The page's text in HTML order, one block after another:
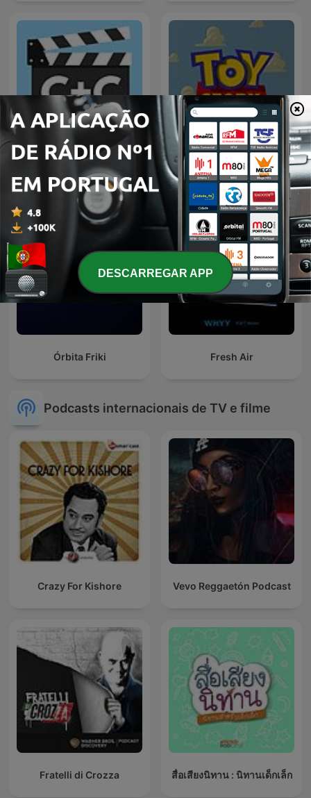
C+C Movie Factory Toy Story Minute
Órbita Friki Fresh Air
Podcasts internacionais de TV e filme
Crazy For Kishore Vevo Reggaetón Podcast
Fratelli di Crozza สื่อเสียงนิทาน : นิทานเด็กเล็ก
DESCARREGAR APP